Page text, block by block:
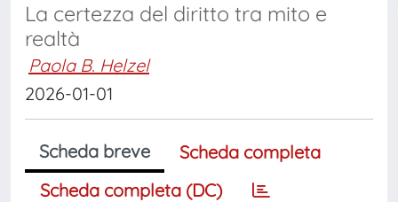
La certezza del diritto tra mito e
realtà
Paola B. Helzel
2026-01-01
Scheda breve
Scheda completa
Scheda completa (DC)